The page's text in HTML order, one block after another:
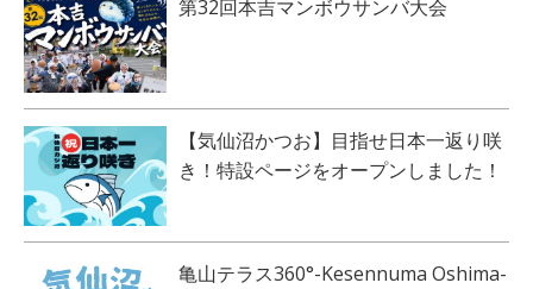
第32回本吉マンボウサンバ大会
【気仙沼かつお】目指せ日本一返り咲
き！特設ページをオープンしました！
亀山テラス360°-Kesennuma Oshima-